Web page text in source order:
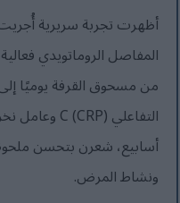
أظهرت تجربة سريرية
من مسحوق القرفة يوميًا
أسابيع، شعرن بتحسن
ونشاط المرض.